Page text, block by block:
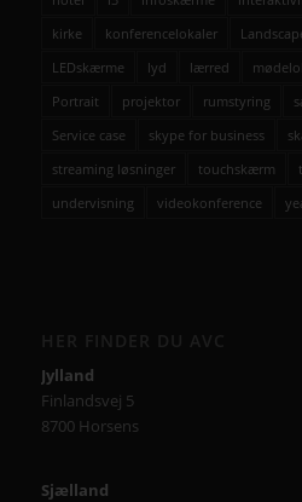
kirke
konferencelokaler
LEDskærme
lyd lærred
Portrait
projektor rumstyring
Service case
skype for business
streaming løsninger
touchskærm
undervisning
videokonference
Jylland
Finlandsvej 5
8700 Horsens
Sjælland